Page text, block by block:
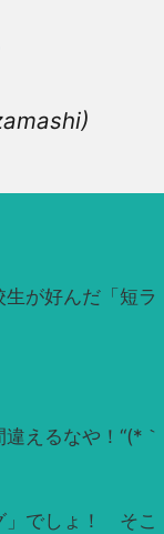
が好んだ「短ラ
えるなや！“(*｀
」でしょ！ そこ